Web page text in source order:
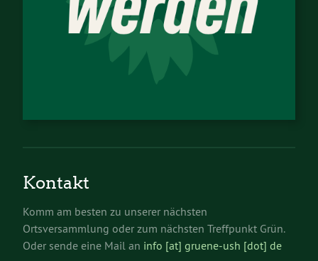
Kontakt
Komm am besten zu unserer nächsten
Ortsversammlung oder zum nächsten Treffpunkt Grün.
Oder sende eine Mail an info [at] gruene-ush [dot] de